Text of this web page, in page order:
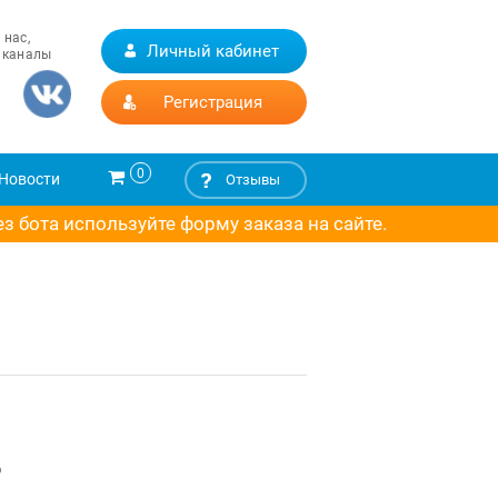
нас,
Личный кабинет
Регистрация
0 Отзывы
используйте форму заказа на сайте.